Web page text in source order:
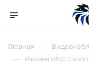
Главная —
— Разъем BNC с